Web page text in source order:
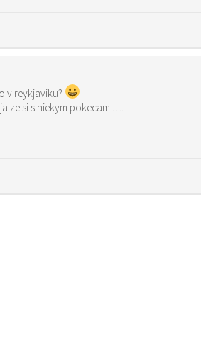
v reykjaviku?
ze si s niekym pokecam ….